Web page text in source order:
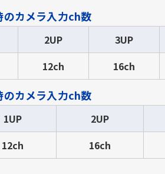
カメラ入力ch数
2UP 3UP
12ch 16ch
カメラ入力ch数
1UP 2UP
12ch 16ch